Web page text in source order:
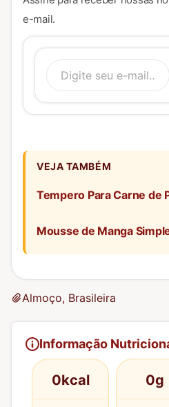
e-mail.
Digite seu
VEJA TAMBÉM
Tempero Para Carne de
Mousse de Manga
Almoço, Brasileira
Informação
0kcal 0g